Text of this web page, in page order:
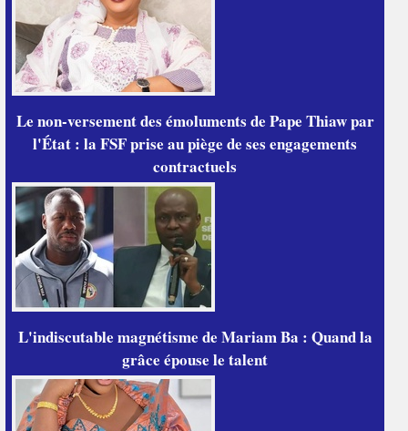
Le non-versement des émoluments de Pape Thiaw par
l'État : la FSF prise au piège de ses engagements
contractuels
L'indiscutable magnétisme de Mariam Ba : Quand la
grâce épouse le talent